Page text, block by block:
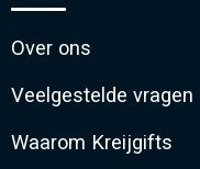
Over ons
Veelgestelde vragen
Waarom Kreijgifts